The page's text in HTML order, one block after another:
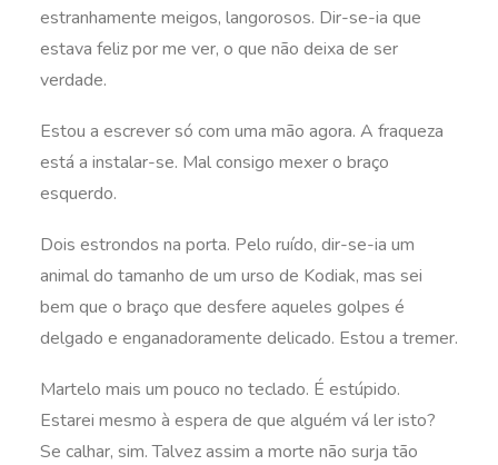
estranhamente meigos, langorosos. Dir-se-ia que
estava feliz por me ver, o que não deixa de ser
verdade.
Estou a escrever só com uma mão agora. A fraqueza
está a instalar-se. Mal consigo mexer o braço
esquerdo.
Dois estrondos na porta. Pelo ruído, dir-se-ia um
animal do tamanho de um urso de Kodiak, mas sei
bem que o braço que desfere aqueles golpes é
delgado e enganadoramente delicado. Estou a tremer.
Martelo mais um pouco no teclado. É estúpido.
Estarei mesmo à espera de que alguém vá ler isto?
Se calhar, sim. Talvez assim a morte não surja tão